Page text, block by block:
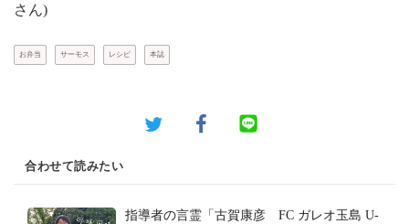
さん)
お弁当 サーモス レシピ 本誌
合わせて読みたい
指導者の言霊「古賀康彦 FC ガレオ玉島 U-